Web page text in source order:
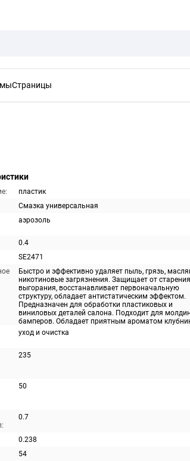
Страницы
пластик
Смазка универсальная
аэрозоль
0.4
SE2471
Быстро и эффективно удаляет пыль, грязь,
никотиновые загрязнения. Защищает от
выгорания, восстанавливает первоначальную
структуру, обладает антистатическим эффектом.
Предназначен для обработки пластиковых и
виниловых деталей салона. Подходит для
бамперов. Обладает приятным ароматом
уход и очистка
235
50
0.7
0.238
54